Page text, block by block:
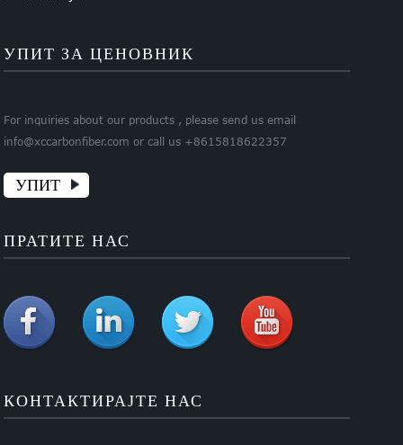
УПИТ ЗА ЦЕНОВНИК
For inquiries about our products , please send us email
info@xccarbonfiber.com or call us +8615818622357
УПИТ
ПРАТИТЕ НАС
КОНТАКТИРАЈТЕ НАС